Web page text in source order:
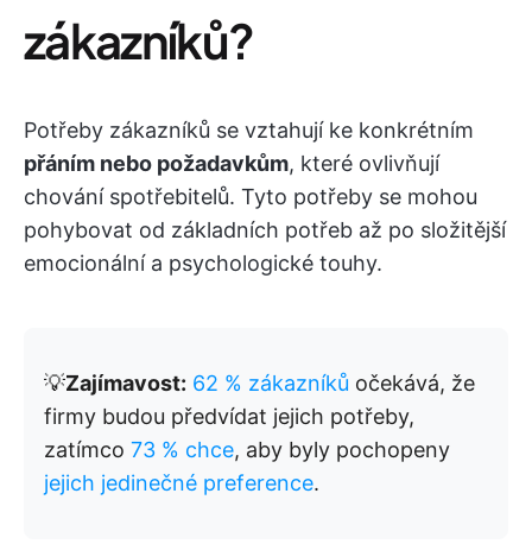
zákazníků?
Potřeby zákazníků se vztahují ke konkrétním
přáním nebo požadavkům, které ovlivňují
chování spotřebitelů. Tyto potřeby se mohou
pohybovat od základních potřeb až po složitější
emocionální a psychologické touhy.
💡Zajímavost: 62 % zákazníků očekává, že
firmy budou předvídat jejich potřeby,
zatímco 73 % chce, aby byly pochopeny
jejich jedinečné preference.